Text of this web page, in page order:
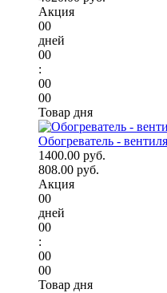
Акция
00
дней
00
:
00
00
Товар дня
Обогреватель -
1400.00 руб.
808.00 руб.
Акция
00
дней
00
:
00
00
Товар дня